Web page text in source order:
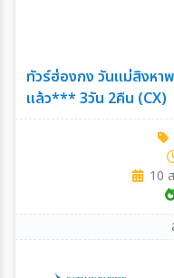
ทัวร์ฮ่องกง วันแม่สิงหา
แล้ว*** 3วัน 2คืน (CX)
10